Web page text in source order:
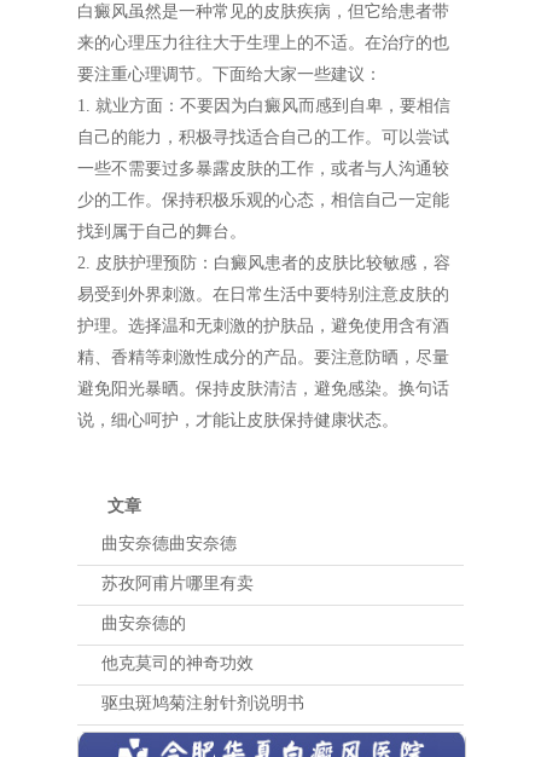
白癜风虽然是一种常见的皮肤疾病，但它给患者带
来的心理压力往往大于生理上的不适。在治疗的也
要注重心理调节。下面给大家一些建议：
1. 就业方面：不要因为白癜风而感到自卑，要相信
自己的能力，积极寻找适合自己的工作。可以尝试
一些不需要过多暴露皮肤的工作，或者与人沟通较
少的工作。保持积极乐观的心态，相信自己一定能
找到属于自己的舞台。
2. 皮肤护理预防：白癜风患者的皮肤比较敏感，容
易受到外界刺激。在日常生活中要特别注意皮肤的
护理。选择温和无刺激的护肤品，避免使用含有酒
精、香精等刺激性成分的产品。要注意防晒，尽量
避免阳光暴晒。保持皮肤清洁，避免感染。换句话
说，细心呵护，才能让皮肤保持健康状态。
文章
曲安奈德曲安奈德
苏孜阿甫片哪里有卖
曲安奈德的
他克莫司的神奇功效
驱虫斑鸠菊注射针剂说明书